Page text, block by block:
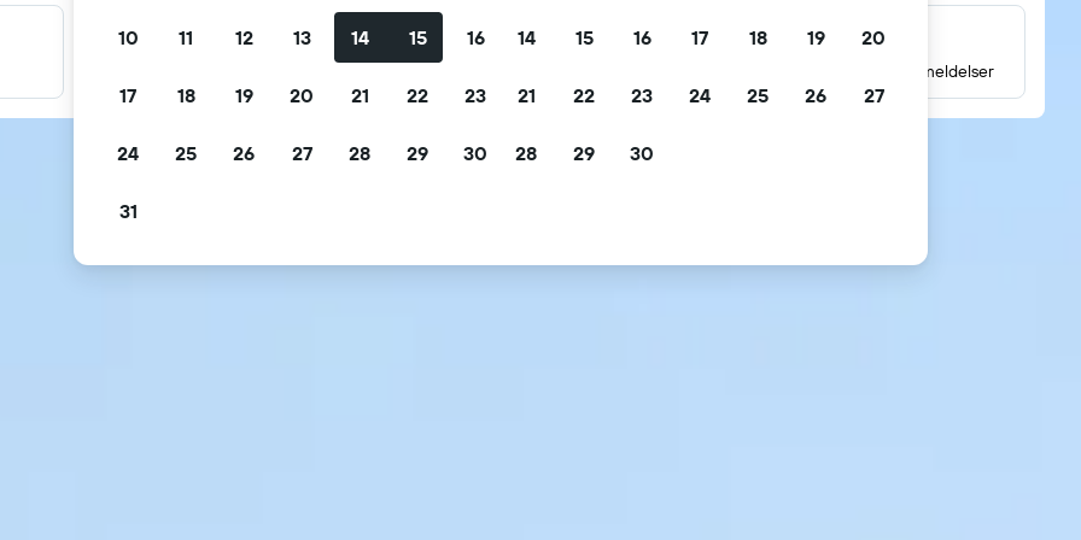
Filtre tilbudene dine Millioner av gjesteanmeldelser
Les vurderinger basert på millioner av gjesteanmeldelser
10 11 12 13 14 15 16
17 18 19 20 21 22 23
24 25 26 27 28 29 30
31
14 15 16 17 18 19 20
21 22 23 24 25 26 27
28 29 30